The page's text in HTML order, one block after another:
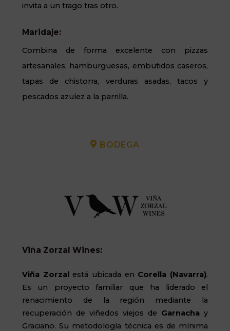
invita a un trago tras otro.
Maridaje:
Combina de forma excelente con pizzas
artesanales, hamburguesas, embutidos caseros,
tapas de chistorra, verduras asadas, tacos y
pescados azulez a la parrilla.
BODEGA
Viña Zorzal Wines:
Viña Zorzalestá ubicada en Corella (Navarra).
Es un proyecto familiar que ha liderado el
renacimiento de la región mediante la
recuperación de viñedos viejos de Garnacha y
Graciano. Su metodología técnica es de mínima